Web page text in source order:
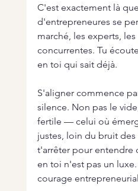
C'est exactement là
d'entrepreneures se
marché, les experts,
concurrentes. Tu
en toi qui sait déjà.
S'aligner commence
silence. Non pas le
fertile — celui où
justes, loin du bruit
t'arrêter pour entendre
en toi n'est pas un
courage